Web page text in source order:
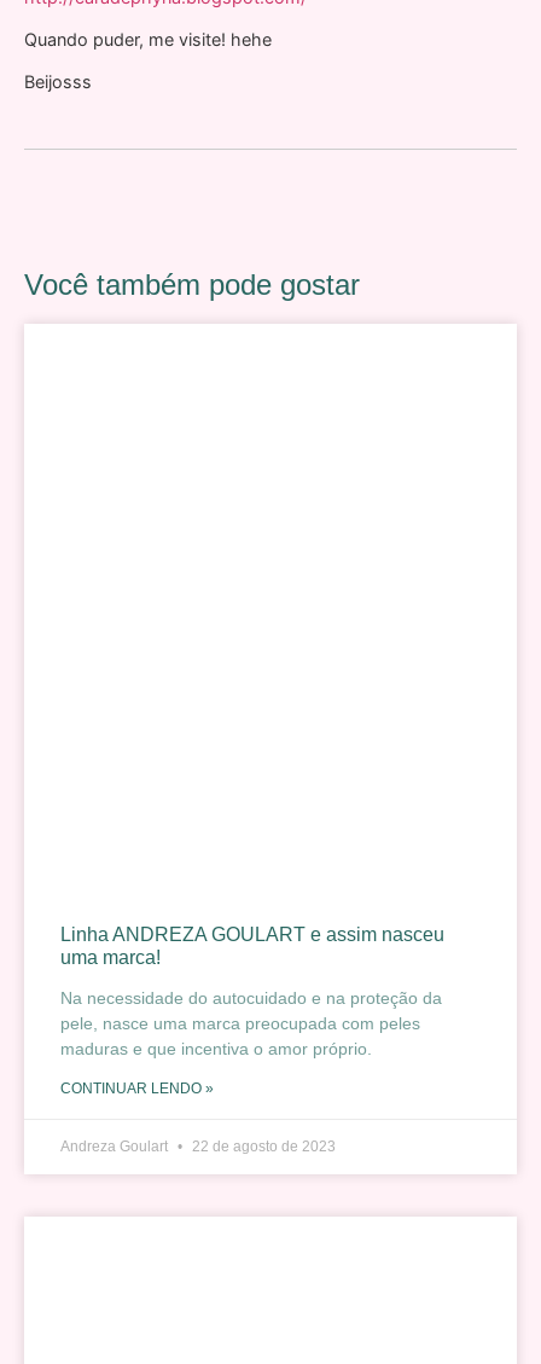
Quando puder, me visite! hehe
Beijosss
Você também pode gostar
Linha ANDREZA GOULART e assim nasceu
uma marca!
Na necessidade do autocuidado e na proteção da
pele, nasce uma marca preocupada com peles
maduras e que incentiva o amor próprio.
CONTINUAR LENDO »
Andreza Goulart 22 de agosto de 2023